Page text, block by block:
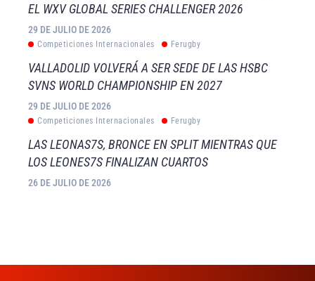
EL WXV GLOBAL SERIES CHALLENGER 2026
29 DE JULIO DE 2026
Competiciones Internacionales Ferugby
VALLADOLID VOLVERÁ A SER SEDE DE LAS HSBC
SVNS WORLD CHAMPIONSHIP EN 2027
29 DE JULIO DE 2026
Competiciones Internacionales Ferugby
LAS LEONAS7S, BRONCE EN SPLIT MIENTRAS QUE
LOS LEONES7S FINALIZAN CUARTOS
26 DE JULIO DE 2026